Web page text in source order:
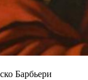
Барбьери